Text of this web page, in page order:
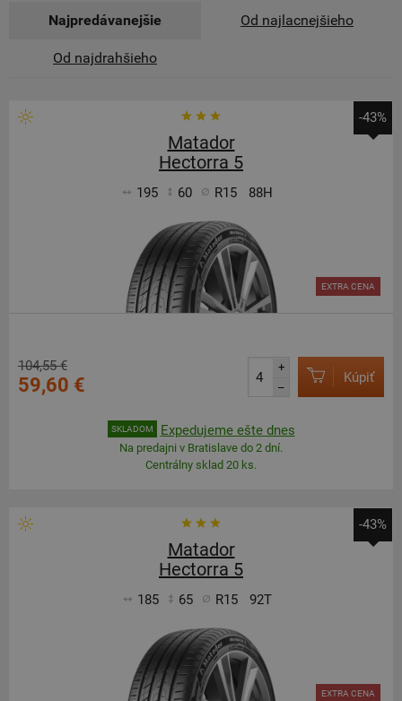
Najpredávanejšie Od najlacnejšieho
Od najdrahšieho
-43%
Matador
Hectorra 5
195 60 R15 88H
EXTRA CENA
104,55 €
59,60 €
+
–
Kúpiť
SKLADOM Expedujeme ešte dnes
Na predajni v Bratislave do 2 dní.
Centrálny sklad 20 ks.
-43%
Matador
Hectorra 5
185 65 R15 92T
EXTRA CENA